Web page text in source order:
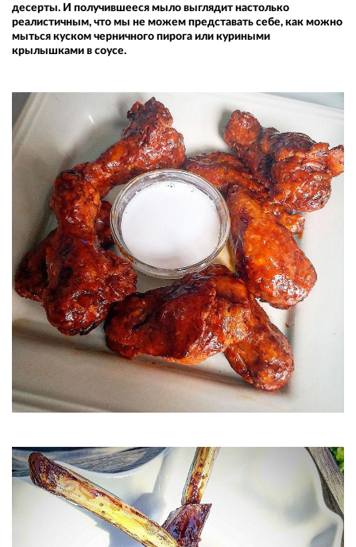
десерты. И получившееся мыло выглядит настолько
реалистичным, что мы не можем представать себе, как можно
мыться куском черничного пирога или куриными
крылышками в соусе.